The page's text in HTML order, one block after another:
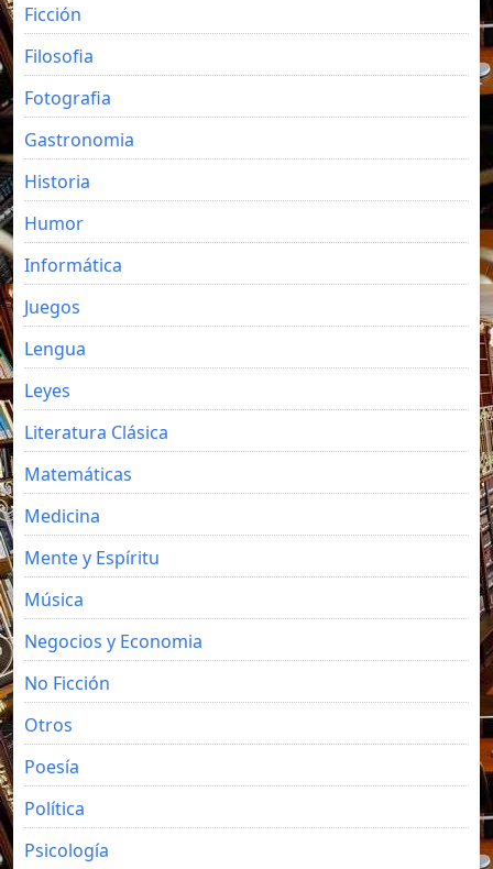
Ficción
Filosofia
Fotografia
Gastronomia
Historia
Humor
Informática
Juegos
Lengua
Leyes
Literatura Clásica
Matemáticas
Medicina
Mente y Espíritu
Música
Negocios y Economia
No Ficción
Otros
Poesía
Política
Psicología